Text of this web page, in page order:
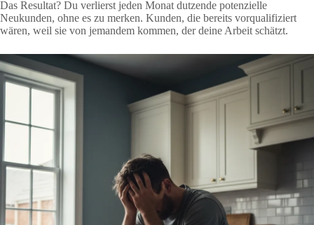
Das Resultat? Du verlierst jeden Monat dutzende potenzielle
Neukunden, ohne es zu merken. Kunden, die bereits vorqualifiziert
wären, weil sie von jemandem kommen, der deine Arbeit schätzt.